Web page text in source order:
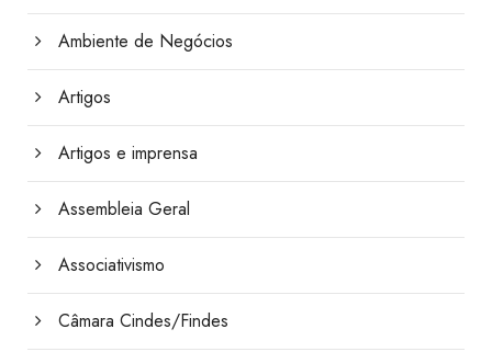
Ambiente de Negócios
Artigos
Artigos e imprensa
Assembleia Geral
Associativismo
Câmara Cindes/Findes